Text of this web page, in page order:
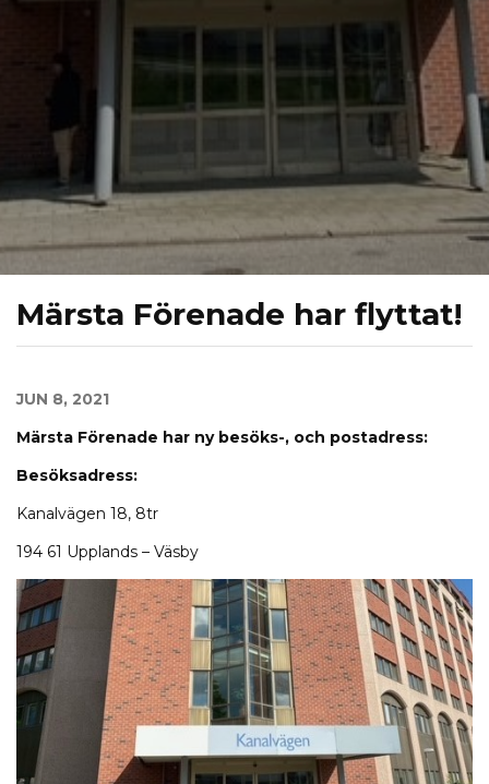
Märsta Förenade har flyttat!
JUN 8, 2021
Märsta Förenade har ny besöks-, och postadress:
Besöksadress:
Kanalvägen 18, 8tr
194 61 Upplands – Väsby